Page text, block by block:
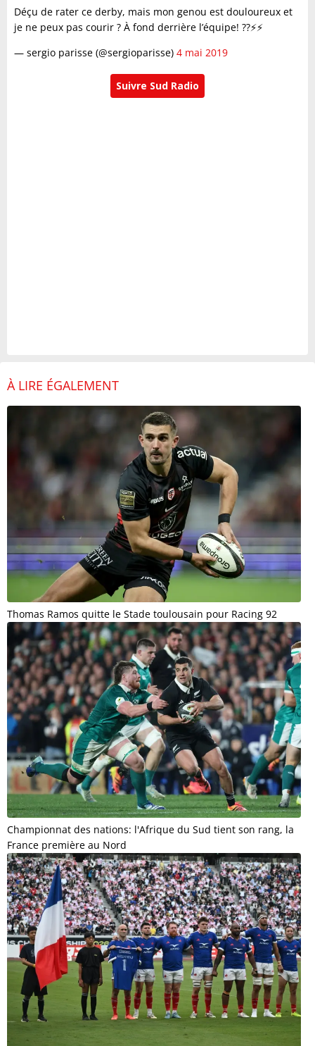
Déçu de rater ce derby, mais mon genou est douloureux et
je ne peux pas courir ? À fond derrière l’équipe! ??⚡️⚡️
— sergio parisse (@sergioparisse) 4 mai 2019
Suivre Sud Radio
À LIRE ÉGALEMENT
Thomas Ramos quitte le Stade toulousain pour Racing 92
Championnat des nations: l'Afrique du Sud tient son rang, la
France première au Nord